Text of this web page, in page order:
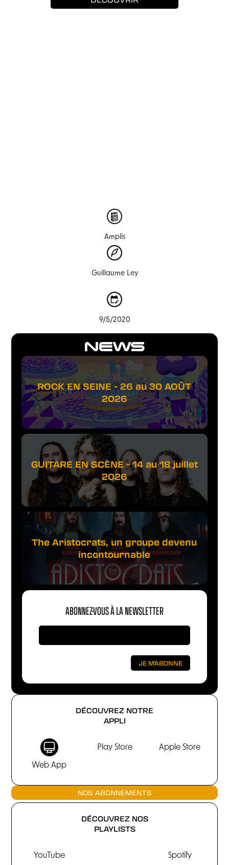
DÉCOUVREZ NOTRE
APPLI
Web App
Play Store Apple Store
NOS ABONNEMENTS
DÉCOUVREZ NOS
PLAYLISTS
YouTube Spotify
NEWS
ROCK EN SEINE - 26 au 30 AOÛT
2026
GUITARE EN SCÈNE - 14 au 18 juillet
2026
The Aristocrats, un groupe devenu
incontournable
ABONNEZ-VOUS À LA NEWSLETTER
Amplis
Guillaume Ley
9/5/2020